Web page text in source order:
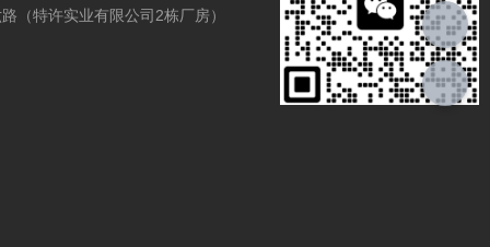
（特许实业有限公司2栋厂房）